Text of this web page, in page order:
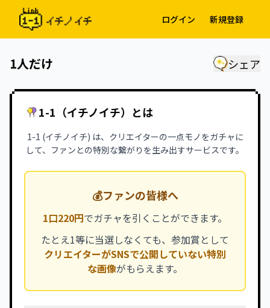
ログイン 新規登録
1人だけ シェア
1-1（イチノイチ）とは
1-1 (イチノイチ) は、クリエイターの一点モノをガチャに
して、ファンとの特別な繋がりを生み出すサービスです。
💰ファンの皆様へ
1口220円でガチャを引くことができます。
たとえ1等に当選しなくても、参加賞として
クリエイターがSNSで公開していない特別
な画像がもらえます。